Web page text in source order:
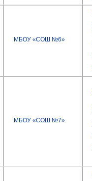
МБОУ «СОШ №6»
МБОУ «СОШ №7»